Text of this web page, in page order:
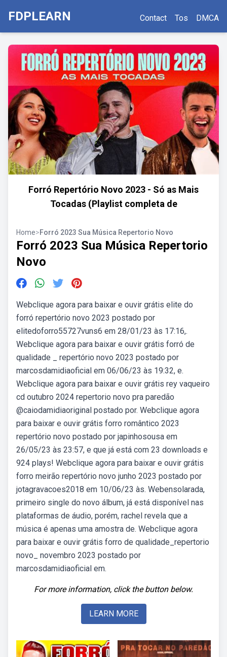
FDPLEARN Contact Tos DMCA
Forró Repertório Novo 2023 - Só as Mais
Tocadas (Playlist completa de
Home>Forró 2023 Sua Música Repertorio Novo
Forró 2023 Sua Música Repertorio
Novo
Webclique agora para baixar e ouvir grátis elite do
forró repertório novo 2023 postado por
elitedoforro55727vuns6 em 28/01/23 às 17:16,.
Webclique agora para baixar e ouvir grátis forró de
qualidade _ repertório novo 2023 postado por
marcosdamidiaoficial em 06/06/23 às 19:32, e.
Webclique agora para baixar e ouvir grátis rey vaqueiro
cd outubro 2024 repertorio novo pra paredão
@caiodamidiaoriginal postado por. Webclique agora
para baixar e ouvir grátis forro romântico 2023
repertório novo postado por japinhosousa em
26/05/23 às 23:57, e que já está com 23 downloads e
924 plays! Webclique agora para baixar e ouvir grátis
forro meirão repertório novo junho 2023 postado por
jotagravacoes2018 em 10/06/23 às. Webensolarada,
primeiro single do novo álbum, já está disponível nas
plataformas de áudio, porém, rachel revela que a
música é apenas uma amostra de. Webclique agora
para baixar e ouvir grátis forro de qualidade_repertorio
novo_ novembro 2023 postado por
marcosdamidiaoficial em.
For more information, click the button below.
LEARN MORE